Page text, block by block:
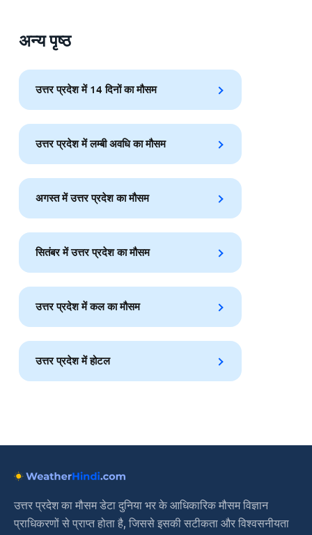
अन्य पृष्ठ
उत्तर प्रदेश में 14 दिनों का मौसम
उत्तर प्रदेश में लम्बी अवधि का मौसम
अगस्त में उत्तर प्रदेश का मौसम
सितंबर में उत्तर प्रदेश का मौसम
उत्तर प्रदेश में कल का मौसम
उत्तर प्रदेश में होटल
उत्तर प्रदेश का मौसम डेटा दुनिया भर के आधिकारिक मौसम विज्ञान
प्राधिकरणों से प्राप्त होता है, जिससे इसकी सटीकता और विश्वसनीयता